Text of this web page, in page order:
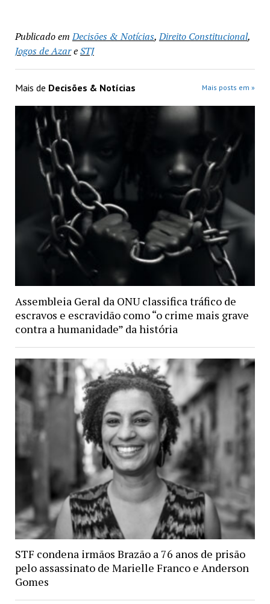
Publicado em Decisões & Notícias,Direito Constitucional,
Jogos de AzareSTJ
Mais de Decisões & Notícias Mais posts em »
Assembleia Geral da ONU classifica tráfico de
escravos e escravidão como “o crime mais grave
contra a humanidade” da história
STF condena irmãos Brazão a 76 anos de prisão
pelo assassinato de Marielle Franco e Anderson
Gomes